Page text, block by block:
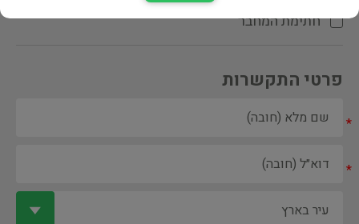
חתימת המחבר
פרטי התקשרות
*
*